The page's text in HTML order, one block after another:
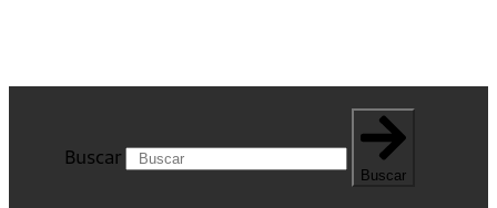
Buscar
Buscar